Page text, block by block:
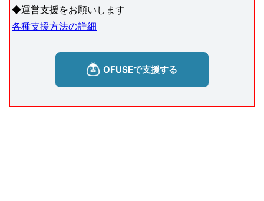
◆運営支援をお願いします
各種支援方法の詳細